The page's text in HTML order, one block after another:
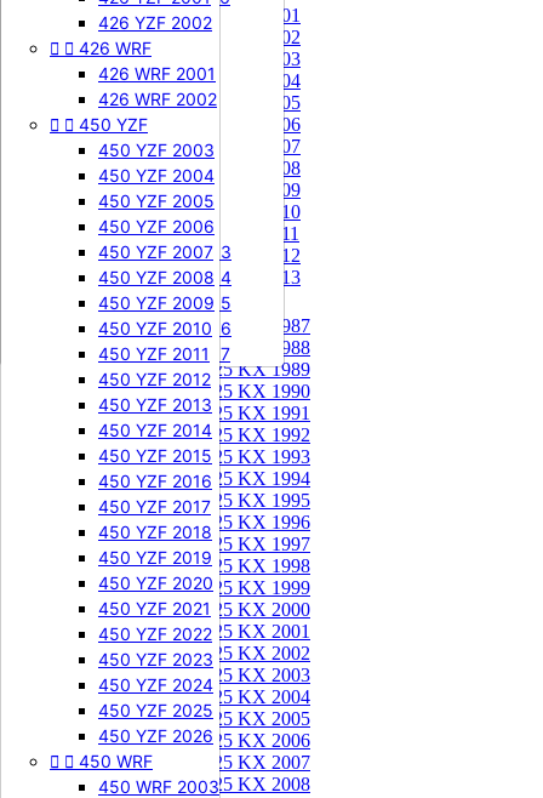
505 SXF
505 SXF 2007
505 SXF 2008
525 SXF
525 SXF 2003
525 SXF 2004
525 SXF 2005
525 SXF 2006
525 EXC-F
525 EXC-F 2003
525 EXC-F 2004
525 EXC-F 2005
525 EXC-F 2006
525 EXC-F 2007
426 YZF 2002
  426 WRF
426 WRF 2001
426 WRF 2002
  450 YZF
450 YZF 2003
450 YZF 2004
450 YZF 2005
450 YZF 2006
450 YZF 2007
450 YZF 2008
450 YZF 2009
450 YZF 2010
450 YZF 2011
450 YZF 2012
450 YZF 2013
450 YZF 2014
450 YZF 2015
450 YZF 2016
450 YZF 2017
450 YZF 2018
450 YZF 2019
450 YZF 2020
450 YZF 2021
450 YZF 2022
450 YZF 2023
450 YZF 2024
450 YZF 2025
450 YZF 2026
  450 WRF
450 WRF 2003
85 KX 2001
85 KX 2002
85 KX 2003
85 KX 2004
85 KX 2005
85 KX 2006
85 KX 2007
85 KX 2008
85 KX 2009
85 KX 2010
85 KX 2011
85 KX 2012
85 KX 2013
125 KX 
125 KX 1987
125 KX 1988
125 KX 1989
125 KX 1990
125 KX 1991
125 KX 1992
125 KX 1993
125 KX 1994
125 KX 1995
125 KX 1996
125 KX 1997
125 KX 1998
125 KX 1999
125 KX 2000
125 KX 2001
125 KX 2002
125 KX 2003
125 KX 2004
125 KX 2005
125 KX 2006
125 KX 2007
125 KX 2008